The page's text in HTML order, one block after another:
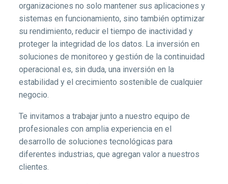
organizaciones no solo mantener sus aplicaciones y
sistemas en funcionamiento, sino también optimizar
su rendimiento, reducir el tiempo de inactividad y
proteger la integridad de los datos. La inversión en
soluciones de monitoreo y gestión de la continuidad
operacional es, sin duda, una inversión en la
estabilidad y el crecimiento sostenible de cualquier
negocio.
Te invitamos a trabajar junto a nuestro equipo de
profesionales con amplia experiencia en el
desarrollo de soluciones tecnológicas para
diferentes industrias, que agregan valor a nuestros
clientes.